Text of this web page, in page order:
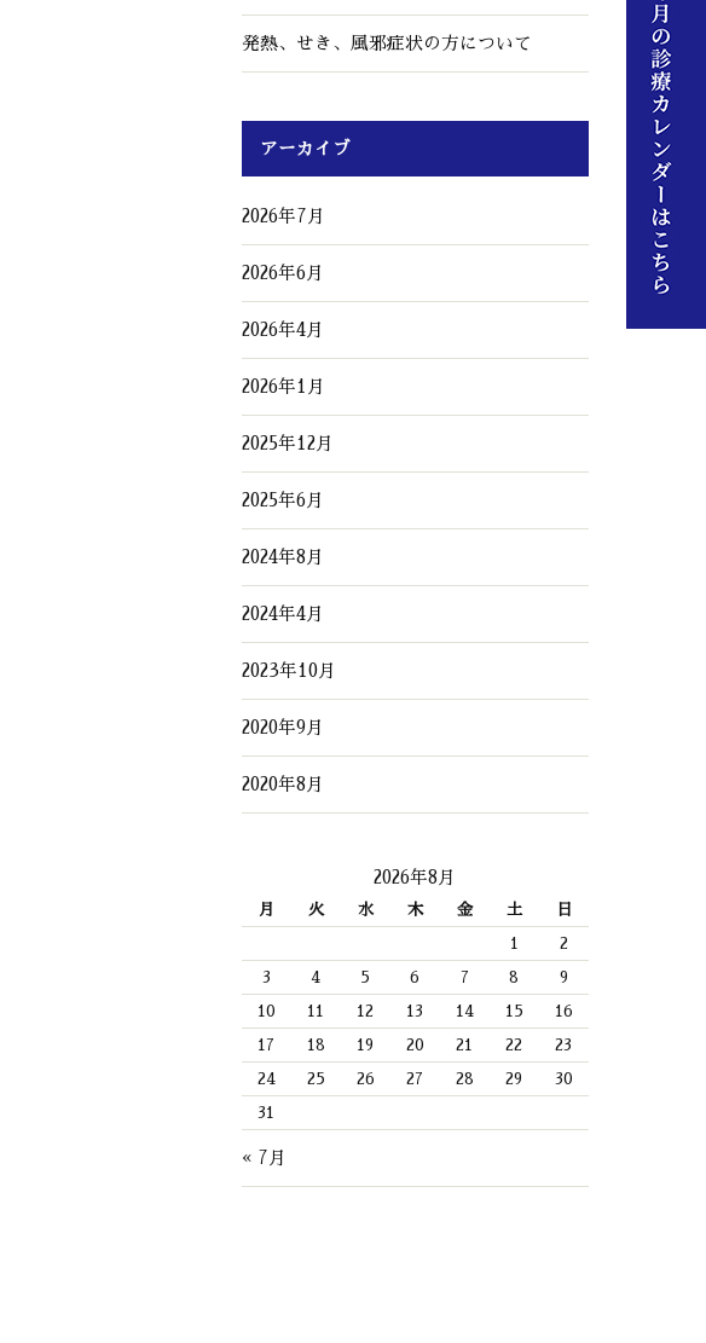
発熱、せき、風邪症状の方について
アーカイブ
2026年7月
2026年6月
2026年4月
2026年1月
2025年12月
2025年6月
2024年8月
2024年4月
2023年10月
2020年9月
2020年8月
2026年8月
月 火 水 木 金 土 日
1 2
3 4 5 6 7 8 9
10 11 12 13 14 15 16
17 18 19 20 21 22 23
24 25 26 27 28 29 30
31
« 7月